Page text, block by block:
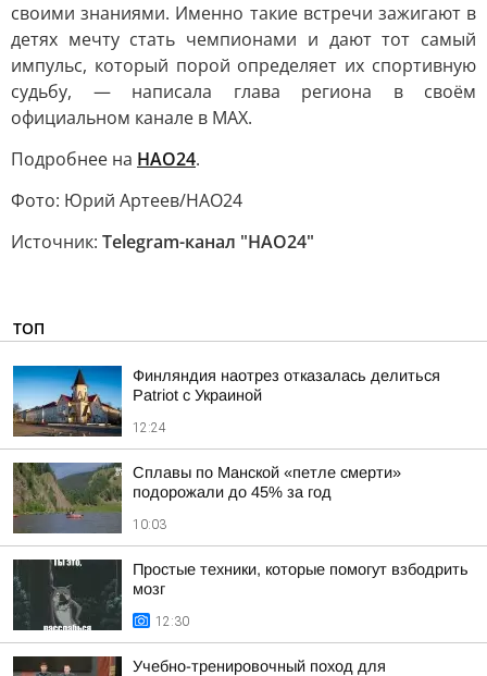
своими знаниями. Именно такие встречи зажигают в
детях мечту стать чемпионами и дают тот самый
импульс, который порой определяет их спортивную
судьбу, — написала глава региона в своём
официальном канале в МАХ.
Подробнее на НАО24.
Фото: Юрий Артеев/НАО24
Источник: Telegram-канал "НAO24"
ТОП
Финляндия наотрез отказалась делиться
Patriot с Украиной
12:24
Сплавы по Манской «петле смерти»
подорожали до 45% за год
10:03
Простые техники, которые помогут взбодрить
мозг
12:30
Учебно-тренировочный поход для